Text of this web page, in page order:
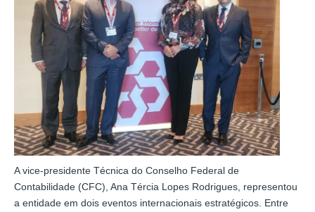
A vice-presidente Técnica do Conselho Federal de
Contabilidade (CFC), Ana Tércia Lopes Rodrigues, representou
a entidade em dois eventos internacionais estratégicos. Entre